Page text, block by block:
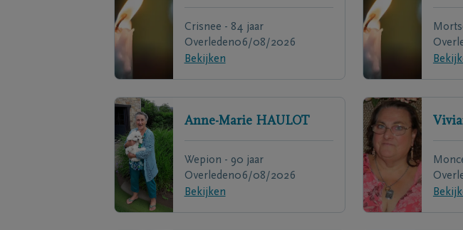
Crisnee - 84 jaar
Overleden06/08/2026
Bekijken
Anne-Marie HAULOT
Wepion - 90 jaar
Overleden06/08/2026
Bekijken